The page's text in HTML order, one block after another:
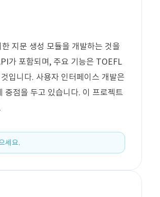
지문 생성 모듈을 개발하는 것을
가 포함되며, 주요 기능은 TOEFL
입니다. 사용자 인터페이스 개발은
중점을 두고 있습니다. 이 프로젝트
세요.